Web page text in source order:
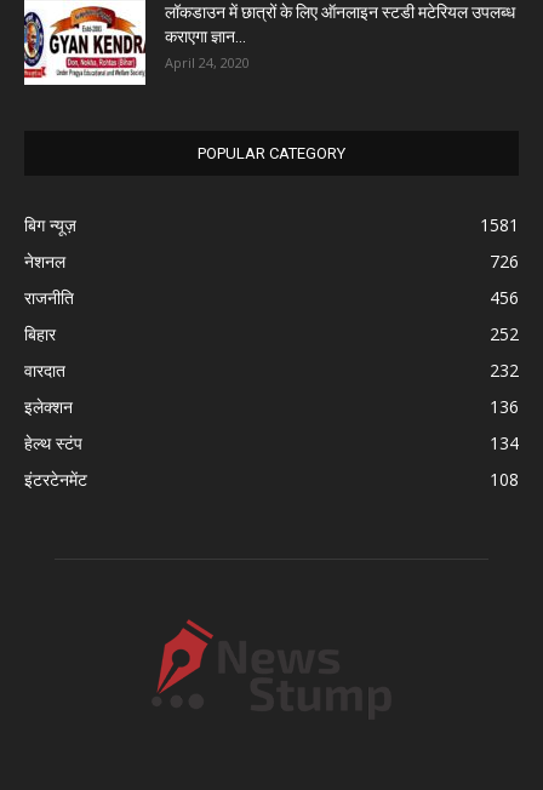
लॉकडाउन में छात्रों के लिए ऑनलाइन स्टडी मटेरियल उपलब्ध
कराएगा ज्ञान...
April 24, 2020
POPULAR CATEGORY
बिग न्यूज़
1581
नेशनल
726
राजनीति
456
बिहार
252
वारदात
232
इलेक्शन
136
हेल्थ स्टंप
134
इंटरटेनमेंट
108